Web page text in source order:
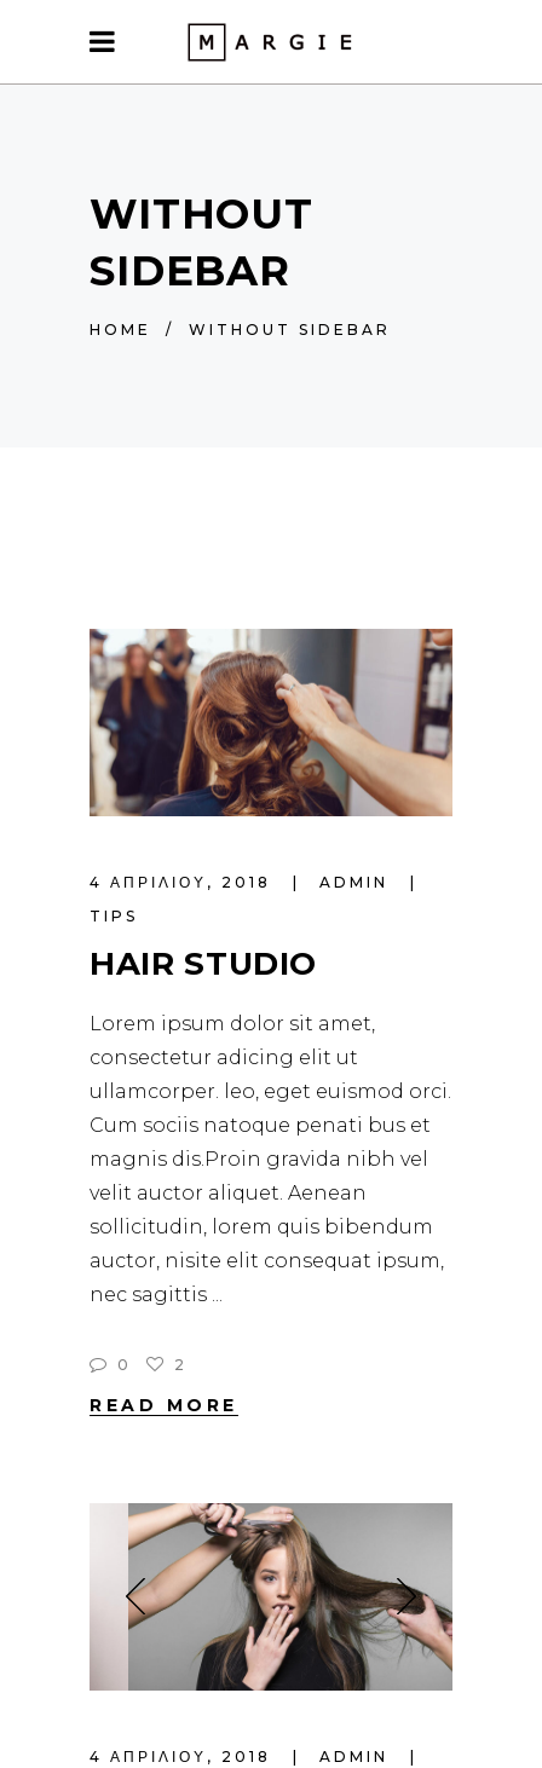
WITHOUT
SIDEBAR
HOME / WITHOUT SIDEBAR
4 ΑΠΡΙΛΊΟΥ, 2018
ADMIN
TIPS
HAIR STUDIO
Lorem ipsum dolor sit amet,
consectetur adicing elit ut
ullamcorper. leo, eget euismod orci.
Cum sociis natoque penati bus et
magnis dis.Proin gravida nibh vel
velit auctor aliquet. Aenean
sollicitudin, lorem quis bibendum
auctor, nisite elit consequat ipsum,
nec sagittis
0 2
READ MORE
4 ΑΠΡΙΛΊΟΥ, 2018
ADMIN